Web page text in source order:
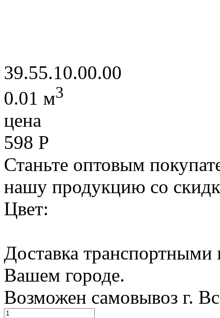
39.55.10.00.00
0.01 м3
цена
598 Р
Станьте оптовым
нашу продукцию со
Цвет:
Доставка
Вашем городе.
Возможен самовывоз г.